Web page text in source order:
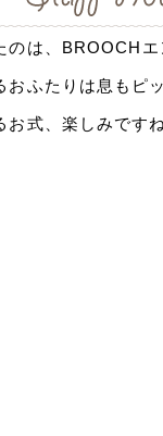
のは、BROOCH
ふたりは息もピ
式、楽しみです